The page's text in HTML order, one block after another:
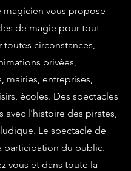
magicien vous propose
de magie pour tout
circonstances,
privées,
mairies, entreprises,
écoles. Des spectacles
avec l'histoire des pirates,
Le spectacle de
participation du public.
vous et dans toute la